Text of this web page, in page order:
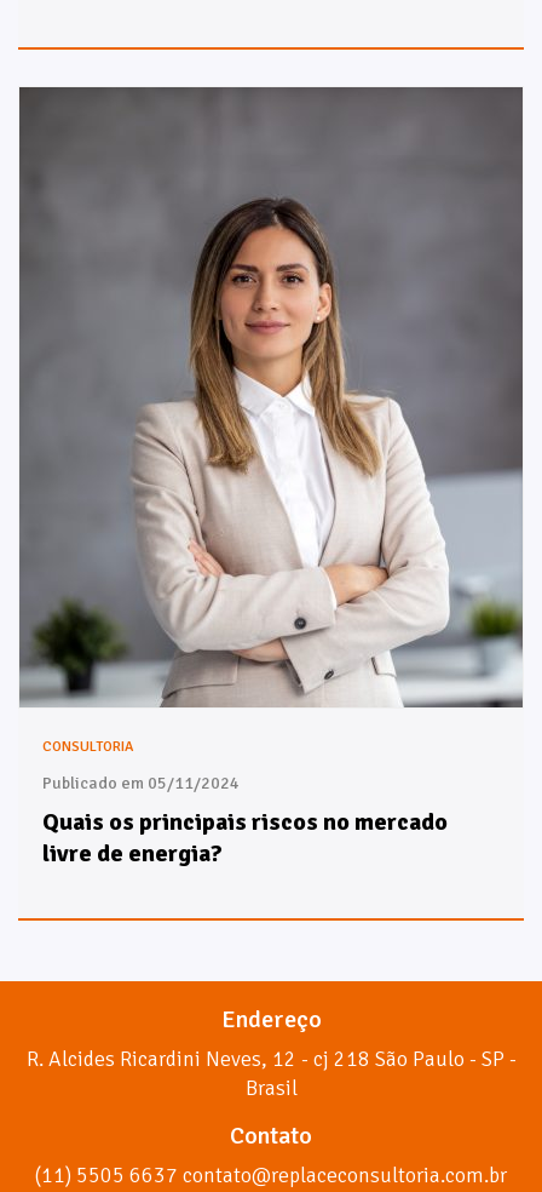
CONSULTORIA
Publicado em 05/11/2024
Quais os principais riscos no mercado
livre de energia?
Endereço
R. Alcides Ricardini Neves, 12 - cj 218 São Paulo - SP -
Brasil
Contato
(11) 5505 6637 contato@replaceconsultoria.com.br